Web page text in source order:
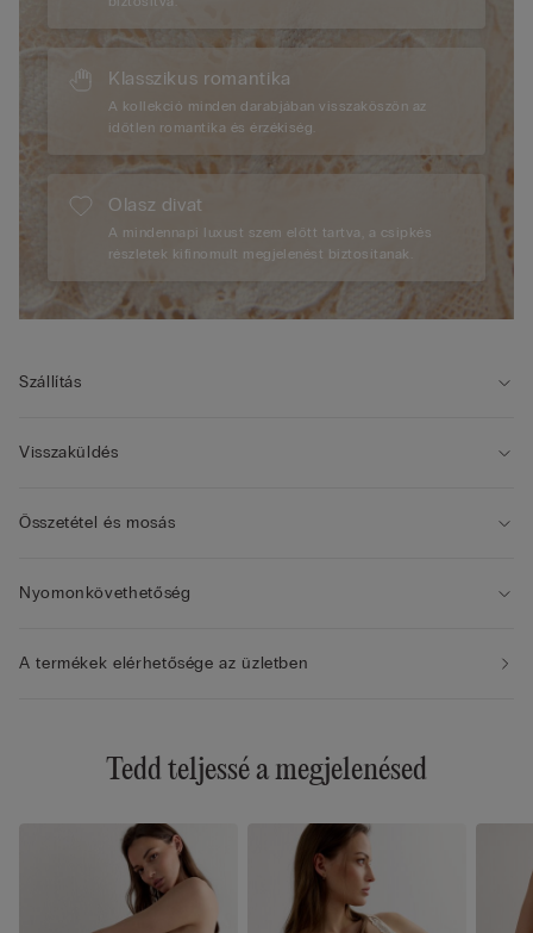
Klasszikus romantika
A kollekció minden darabjában visszaköszön az
időtlen romantika és érzékiség.
Olasz divat
A mindennapi luxust szem előtt tartva, a csipkés
részletek kifinomult megjelenést biztosítanak.
Szállítás
Visszaküldés
Összetétel és mosás
Nyomonkövethetőség
A termékek elérhetősége az üzletben
Tedd teljessé a megjelenésed